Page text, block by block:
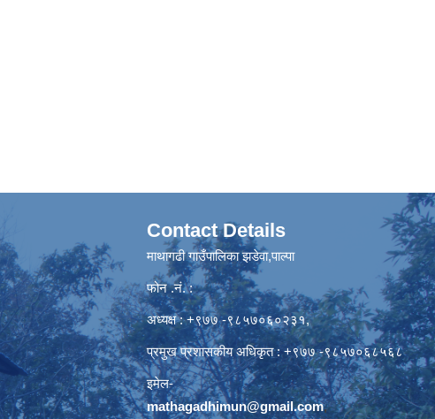
Contact Details
माथागढी गाउँपालिका झडेवा,पाल्पा
फोन .नं. :
अध्यक्ष : +९७७ -९८५७०६०२३१,
प्रमुख प्रशासकीय अधिकृत : +९७७ -९८५७०६८५६८
इमेल-
mathagadhimun@gmail.com,